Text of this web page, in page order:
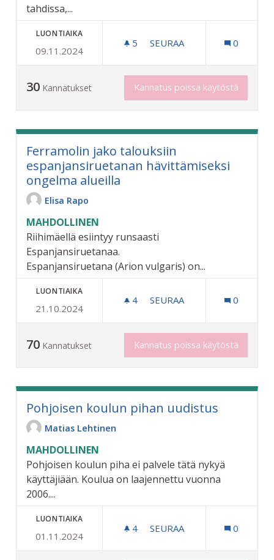
tahdissa,...
LUONTIAIKA
09.11.2024
5 5 SEURAAJAA
SEURAA 0
30 Kannatukset Kannatus poissa käytöstä
Ferramolin jako talouksiin
espanjansiruetanan hävittämiseksi
ongelma alueilla
Elisa Rapo
MAHDOLLINEN
Riihimäellä esiintyy runsaasti
Espanjansiruetanaa.
Espanjansiruetana (Arion vulgaris) on...
LUONTIAIKA
21.10.2024
4 4 SEURAAJAA
SEURAA 0
70 Kannatukset Kannatus poissa käytöstä
Pohjoisen koulun pihan uudistus
Matias Lehtinen
MAHDOLLINEN
Pohjoisen koulun piha ei palvele tätä nykyä
käyttäjiään. Koulua on laajennettu vuonna
2006....
LUONTIAIKA
01.11.2024
4 4 SEURAAJAA
SEURAA 0